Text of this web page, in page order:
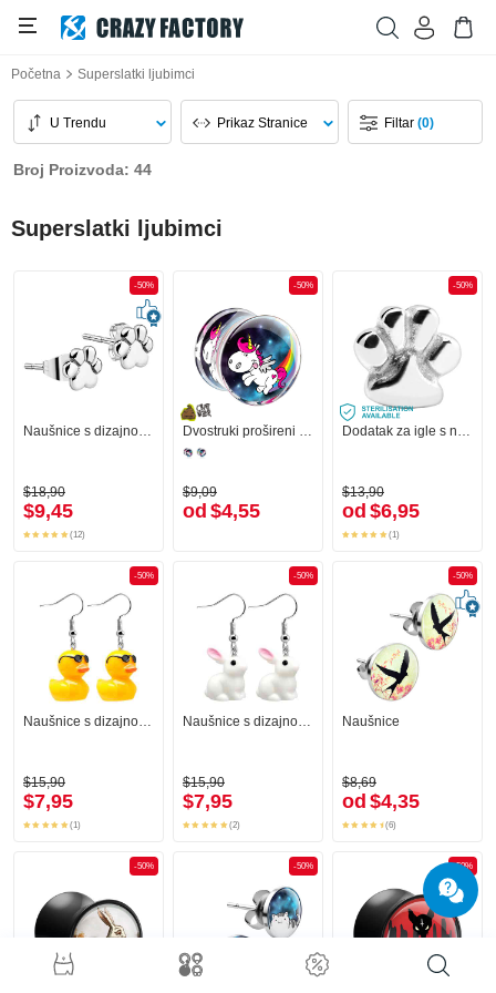
Početna Superslatki ljubimci
U Trendu Prikaz Stranice Filtar(0)
Broj Proizvoda: 44
Superslatki ljubimci
-50%
Naušnice s dizajnom šape
$18,90
$9,45
(12)
-50%
Dvostruki prošireni čepić (akril, proziran) s Crapwaer dizajnom
$9,09
od $4,55
-50%
Dodatak za igle s navojem (kirurški čelik, srebrna, sjajna završna obrada) s dizajnom šape
$13,90
od $6,95
(1)
-50%
$15,90
$7,95
(1)
-50%
Naušnice s dizajnom slatkog zeca
$15,90
$7,95
(2)
-50%
Naušnice
$8,69
od $4,35
(6)
-50% -50% -50%